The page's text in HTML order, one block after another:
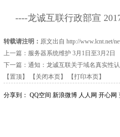
----龙诚互联行政部宣
转载请注明： 原文出自 http://www.lcnt.net/
上一篇： 服务器系统维护 3月1日至3月2日
下一篇： 通知：龙诚互联关于域名真实性
【置顶】
【关闭本页】 【打印本页】
分享到： QQ空间 新浪微博 人人网 开心网